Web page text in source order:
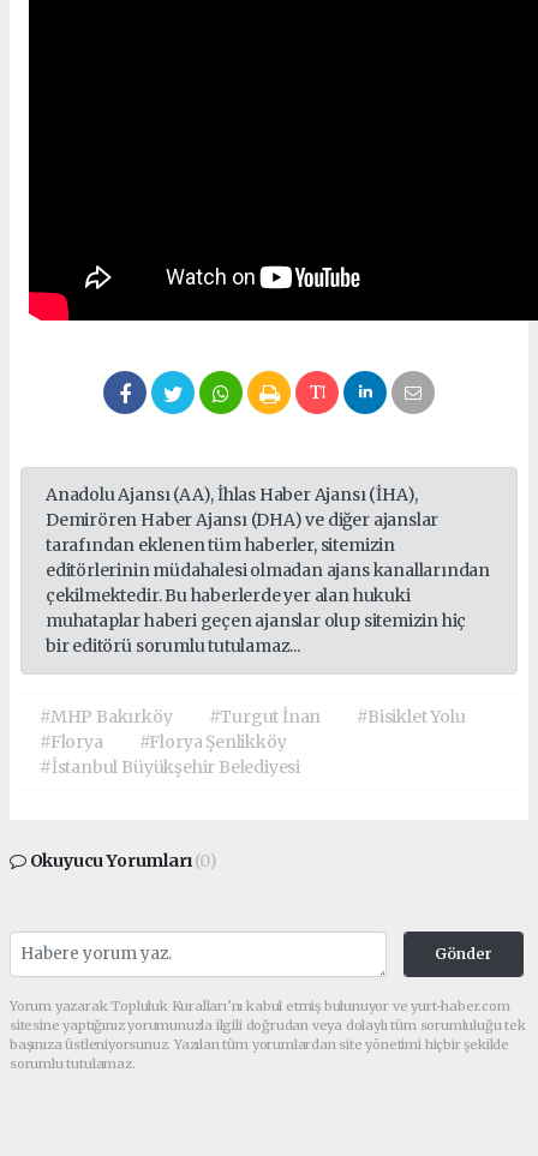
Anadolu Ajansı (AA), İhlas Haber Ajansı (İHA),
Demirören Haber Ajansı (DHA) ve diğer ajanslar
tarafından eklenen tüm haberler, sitemizin
editörlerinin müdahalesi olmadan ajans kanallarından
çekilmektedir. Bu haberlerde yer alan hukuki
muhataplar haberi geçen ajanslar olup sitemizin hiç
bir editörü sorumlu tutulamaz...
#MHP Bakırköy #Turgut İnan
#Bisiklet Yolu
#Florya
#Florya Şenlikköy
#İstanbul Büyükşehir Belediyesi
Okuyucu Yorumları(0)
Gönder
Yorum yazarak Topluluk Kuralları’nı kabul etmiş bulunuyor ve yurt-haber.com
sitesine yaptığınız yorumunuzla ilgili doğrudan veya dolaylı tüm sorumluluğu tek
başınıza üstleniyorsunuz. Yazılan tüm yorumlardan site yönetimi hiçbir şekilde
sorumlu tutulamaz.